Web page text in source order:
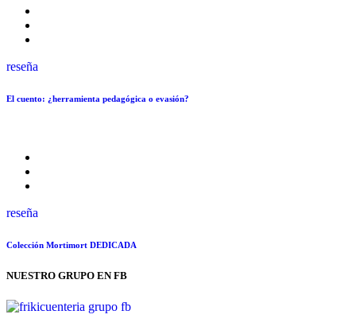
reseña
El cuento: ¿herramienta pedagógica o evasión?
reseña
Colección Mortimort DEDICADA
NUESTRO GRUPO EN FB